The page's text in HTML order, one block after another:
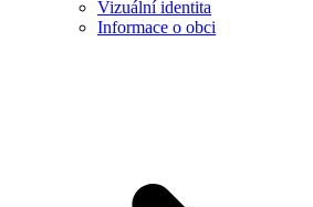
Vizuální identita
Informace o obci